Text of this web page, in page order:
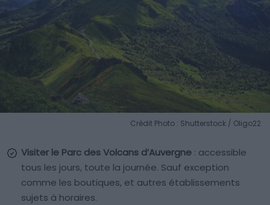
Crédit Photo : Shutterstock / Oligo22
Visiter le Parc des Volcans d’Auvergne : accessible
tous les jours, toute la journée. Sauf exception
comme les boutiques, et autres établissements
sujets à horaires.